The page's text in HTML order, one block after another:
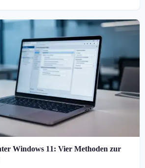
Windows 11: Vier Methoden zur